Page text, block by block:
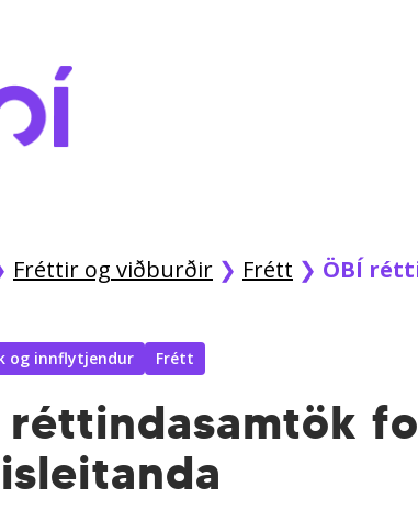
Fréttir og viðburðir ❯ Frétt ❯ ÖBÍ
og innflytjendur Frétt
réttindasamtök